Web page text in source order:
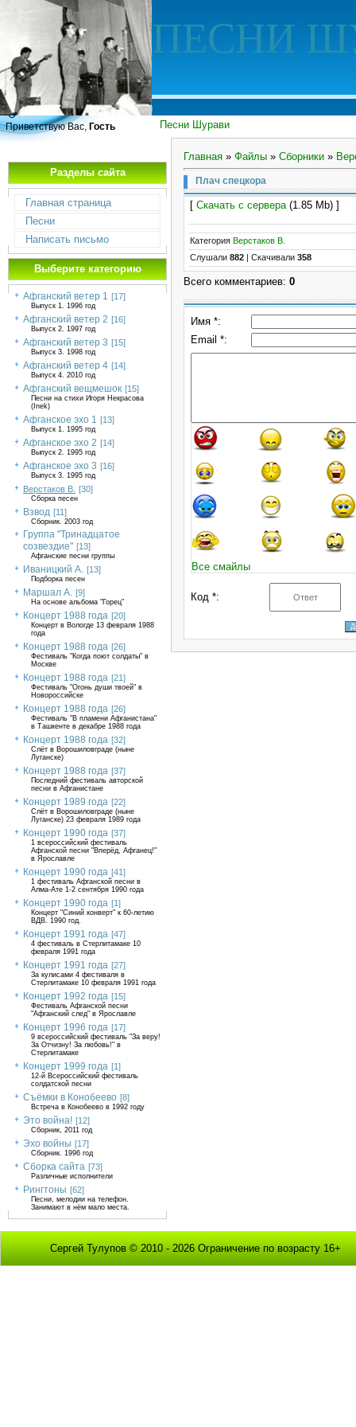
ПЕСНИ
Песни Шурави
Приветствую Вас, Гость
Разделы сайта
Главная страница
Песни
Написать письмо
Выберите категорию
Афганский ветер 1 [17]
Выпуск 1. 1996 год
Афганский ветер 2 [16]
Выпуск 2. 1997 год
Афганский ветер 3 [15]
Выпуск 3. 1998 год
Афганский ветер 4 [14]
Выпуск 4. 2010 год
Афганский вещмешок [15]
Песни на стихи Игоря Некрасова
(Inek)
Афганское эхо 1 [13]
Выпуск 1. 1995 год
Афганское эхо 2 [14]
Выпуск 2. 1995 год
Афганское эхо 3 [16]
Выпуск 3. 1995 год
Верстаков В. [30]
Сборка песен
Взвод [11]
Сборник. 2003 год
Группа "Тринадцатое
созвездие" [13]
Афганские песни группы
Иваницкий А. [13]
Подборка песен
Маршал А. [9]
На основе альбома "Горец"
Концерт 1988 года [20]
Концерт в Вологде 13 февраля 1988
года
Концерт 1988 года [26]
Фестиваль "Когда поют солдаты" в
Москве
Концерт 1988 года [21]
Фестиваль "Огонь души твоей" в
Новороссийске
Концерт 1988 года [26]
Фестиваль "В пламени Афганистана"
в Ташкенте в декабре 1988 года
Концерт 1988 года [32]
Слёт в Ворошиловграде (ныне
Луганске)
Концерт 1988 года [37]
Последний фестиваль авторской
песни в Афганистане
Концерт 1989 года [22]
Слёт в Ворошиловграде (ныне
Луганске) 23 февраля 1989 года
Концерт 1990 года [37]
1 всероссийский фестиваль
Афганской песни "Вперёд, Афганец!"
в Ярославле
Концерт 1990 года [41]
1 фестиваль Афганской песни в
Алма-Ате 1-2 сентября 1990 года
Концерт 1990 года [1]
Концерт "Синий конверт" к 60-летию
ВДВ. 1990 год.
Концерт 1991 года [47]
4 фестиваль в Стерлитамаке 10
февраля 1991 года
Концерт 1991 года [27]
За кулисами 4 фестиваля в
Стерлитамаке 10 февраля 1991 года
Концерт 1992 года [15]
Фестиваль Афганской песни
"Афганский след" в Ярославле
Концерт 1996 года [17]
9 всероссийский фестиваль "За веру!
За Отчизну! За любовь!" в
Стерлитамаке
Концерт 1999 года [1]
12-й Всероссийский фестиваль
солдатской песни
Съёмки в Конобеево [8]
Встреча в Конобеево в 1992 году
Это война! [12]
Сборник, 2011 год
Эхо войны [17]
Сборник. 1996 год
Сборка сайта [73]
Различные исполнители
Рингтоны [62]
Песни, мелодии на телефон.
Занимают в нём мало места.
Главная » Файлы » Сборники »
Плач спецкора
[ Скачать с сервера(1.85 Mb) ]
Категория Верстаков В.
Слушали 882 Скачивали 358
Всего комментариев: 0
Имя *:
Email *:
Все смайлы
Код *:
Сергей Тулупов © 2010 - 2026 Ограничение по возрасту 16+